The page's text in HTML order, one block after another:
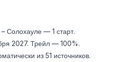
Солохауле — 1 старт.
2027. Трейл — 100%.
из 51 источников.